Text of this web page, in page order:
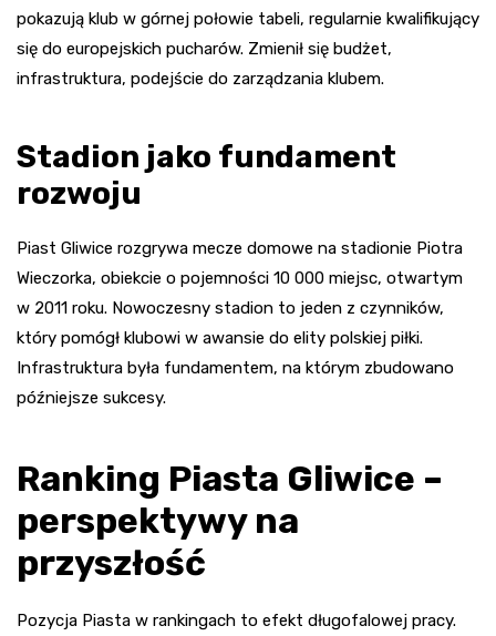
pokazują klub w górnej połowie tabeli, regularnie kwalifikujący
się do europejskich pucharów. Zmienił się budżet,
infrastruktura, podejście do zarządzania klubem.
Stadion jako fundament
rozwoju
Piast Gliwice rozgrywa mecze domowe na stadionie Piotra
Wieczorka, obiekcie o pojemności 10 000 miejsc, otwartym
w 2011 roku. Nowoczesny stadion to jeden z czynników,
który pomógł klubowi w awansie do elity polskiej piłki.
Infrastruktura była fundamentem, na którym zbudowano
późniejsze sukcesy.
Ranking Piasta Gliwice –
perspektywy na
przyszłość
Pozycja Piasta w rankingach to efekt długofalowej pracy.